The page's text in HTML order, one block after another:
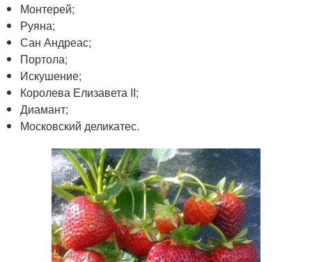
Монтерей;
Руяна;
Сан Андреас;
Портола;
Искушение;
Королева Елизавета II;
Диамант;
Московский деликатес.